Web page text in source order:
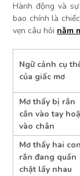
Hành động và
bao chính là
vẹn câu hỏi nằm
Ngữ cảnh cụ
của giấc mơ
Mơ thấy bị rắn
cắn vào tay
vào chân
Mơ thấy hai con
rắn đang quấn
chặt lấy nhau